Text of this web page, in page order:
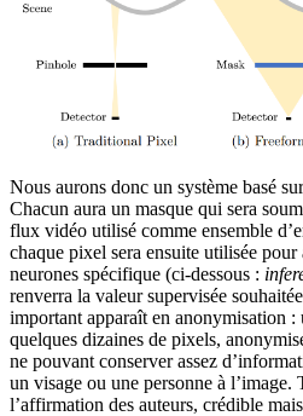
Nous aurons donc un système basé
Chacun aura un masque qui sera
flux vidéo utilisé comme ensemble
chaque pixel sera ensuite utilisée pour
neurones spécifique (ci-dessous :
renverra la valeur supervisée
important apparaît en anonymisation
quelques dizaines de pixels,
ne pouvant conserver assez
un visage ou une personne à l’image.
l’affirmation des auteurs, crédible